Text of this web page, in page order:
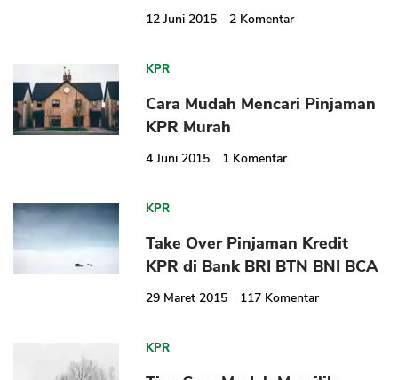
12 Juni 2015 2 Komentar
KPR
Cara Mudah Mencari Pinjaman
KPR Murah
4 Juni 2015 1 Komentar
KPR
Take Over Pinjaman Kredit
KPR di Bank BRI BTN BNI BCA
29 Maret 2015 117 Komentar
KPR